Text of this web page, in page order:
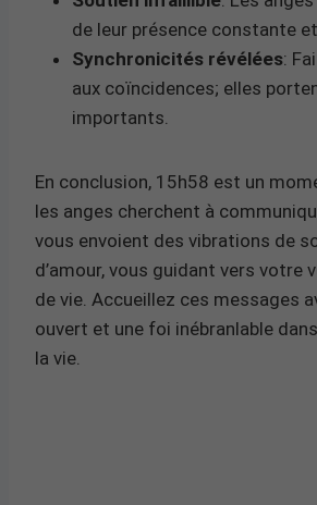
de leur présence constante
Synchronicités révélées:
aux coïncidences; elles
importants.
En conclusion, 15h58 est un
les anges cherchent à
vous envoient des vibrations de
d’amour, vous guidant vers votre
de vie. Accueillez ces messages
ouvert et une foi inébranlable
la vie.